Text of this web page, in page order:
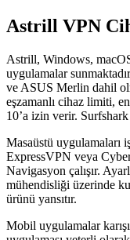
Astrill VPN
Astrill, Windows,
uygulamalar
ve ASUS Merlin dahil
eşzamanlı cihaz limiti,
10’a izin verir. Surfshark
Masaüstü uygulamaları
ExpressVPN veya
Navigasyon çalışır.
mühendisliği üzerinde
ürünü yansıtır.
Mobil uygulamalar